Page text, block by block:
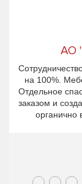
АО
на 100%.
Отдельное
заказом и
органично